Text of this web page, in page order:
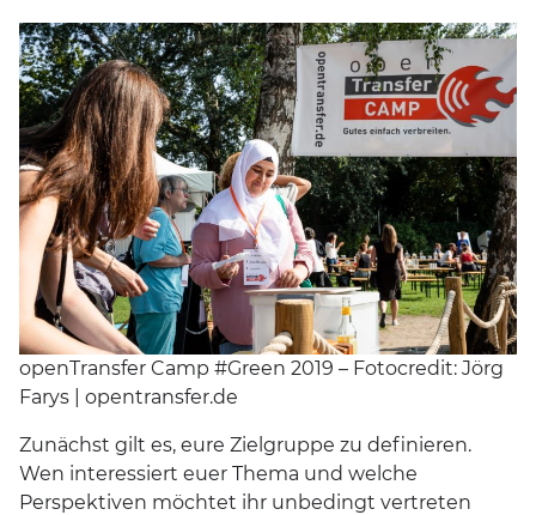
openTransfer Camp #Green 2019 – Fotocredit: Jörg
Farys | opentransfer.de
Zunächst gilt es, eure Zielgruppe zu definieren.
Wen interessiert euer Thema und welche
Perspektiven möchtet ihr unbedingt vertreten